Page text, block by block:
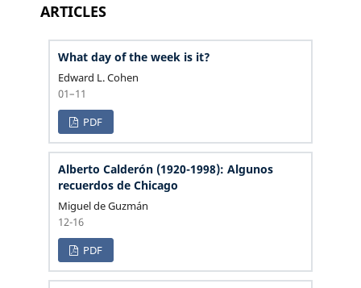
ARTICLES
What day of the week is it?
Edward L. Cohen
01–11
PDF
Alberto Calderón (1920-1998): Algunos
recuerdos de Chicago
Miguel de Guzmán
12-16
PDF